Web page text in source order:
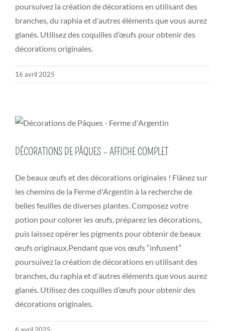
poursuivez la création de décorations en utilisant des
branches, du raphia et d'autres éléments que vous aurez
glanés. Utilisez des coquilles d’œufs pour obtenir des
décorations originales.
16 avril 2025
DÉCORATIONS DE PÂQUES – AFFICHE COMPLET
De beaux œufs et des décorations originales ! Flânez sur
les chemins de la Ferme d'Argentin à la recherche de
belles feuilles de diverses plantes. Composez votre
potion pour colorer les œufs, préparez les décorations,
puis laissez opérer les pigments pour obtenir de beaux
œufs originaux.Pendant que vos œufs “infusent”
poursuivez la création de décorations en utilisant des
branches, du raphia et d'autres éléments que vous aurez
glanés. Utilisez des coquilles d’œufs pour obtenir des
décorations originales.